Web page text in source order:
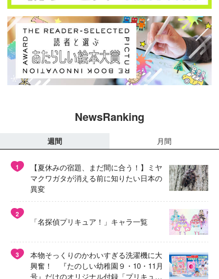
NewsRanking
週間 月間
1
【夏休みの宿題、まだ間に合う！】ミヤ
マクワガタが消える前に知りたい日本の
異変
2
「名探偵プリキュア！」キャラ一覧
3
本物そっくりのかわいすぎる洗濯機に大
興奮！ 『たのしい幼稚園９・10・11月
号』だけのオリジナル付録「プリキュ